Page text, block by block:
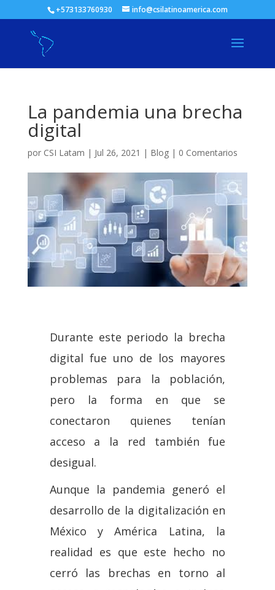
+573133760930 info@csilatinoamerica.com
La pandemia una brecha
digital
por CSI Latam | Jul 26, 2021 | Blog| 0 Comentarios
Durante este periodo la brecha
digital fue uno de los mayores
problemas para la población,
pero la forma en que se
conectaron quienes tenían
acceso a la red también fue
desigual.
Aunque la pandemia generó el
desarrollo de la digitalización en
México y América Latina, la
realidad es que este hecho no
cerró las brechas en torno al